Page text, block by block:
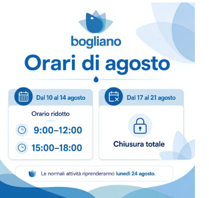
Come ordinare?
Puoi ordinare chiamando al
info@bogliano.it
Per ogni informazione
PALETTA PLASTICA HYGIENE art.1091